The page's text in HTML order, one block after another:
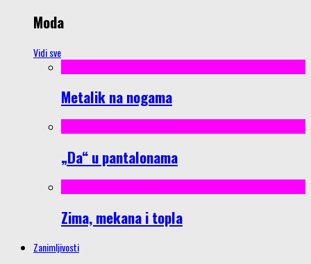
Moda
Vidi sve
Metalik na nogama
„Da“ u pantalonama
Zima, mekana i topla
Zanimljivosti